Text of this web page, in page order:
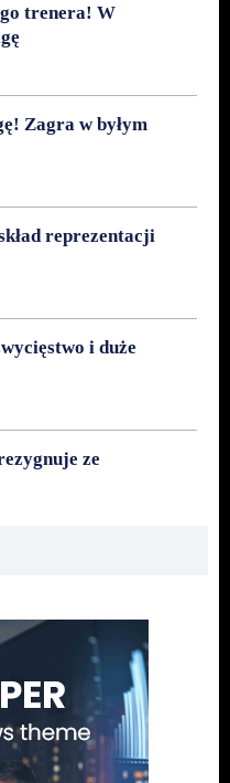
trenera! W
Zagra w byłym
reprezentacji
i duże
ze